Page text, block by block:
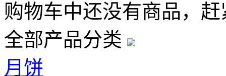
购物车中还没有商品，
全部产品分类
月饼